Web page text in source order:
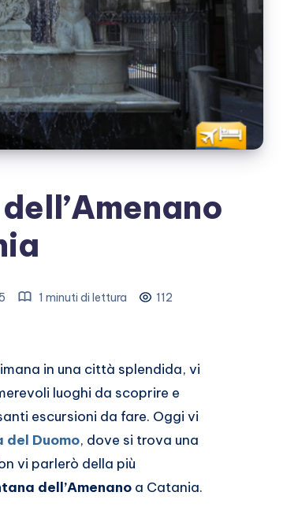
1 minuti di lettura 112
in una città splendida, vi
luoghi da scoprire e
escursioni da fare. Oggi vi
del Duomo, dove si trova una
vi parlerò della più
dell’Amenano a Catania.